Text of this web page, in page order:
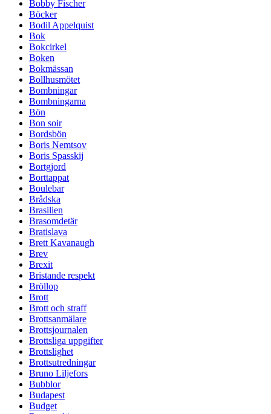
Bobby Fischer
Böcker
Bodil Appelquist
Bok
Bokcirkel
Boken
Bokmässan
Bollhusmötet
Bombningar
Bombningarna
Bön
Bon soir
Bordsbön
Boris Nemtsov
Boris Spasskij
Bortgjord
Borttappat
Boulebar
Brådska
Brasilien
Brasomdetär
Bratislava
Brett Kavanaugh
Brev
Brexit
Bristande respekt
Bröllop
Brott
Brott och straff
Brottsanmälare
Brottsjournalen
Brottsliga uppgifter
Brottslighet
Brottsutredningar
Bruno Liljefors
Bubblor
Budapest
Budget